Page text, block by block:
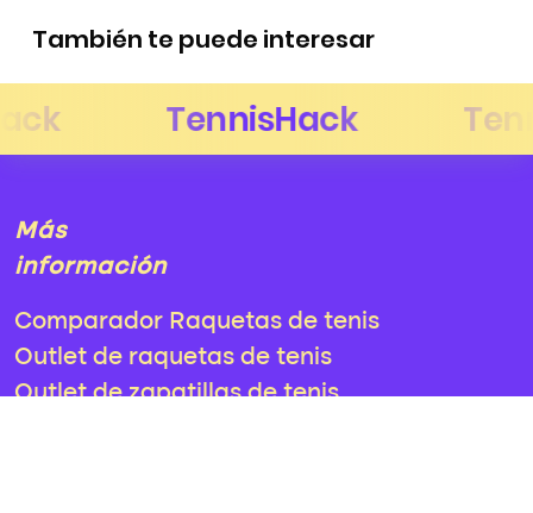
También te puede interesar
Más
información
Comparador Raquetas de tenis
Outlet de raquetas de tenis
Outlet de zapatillas de tenis